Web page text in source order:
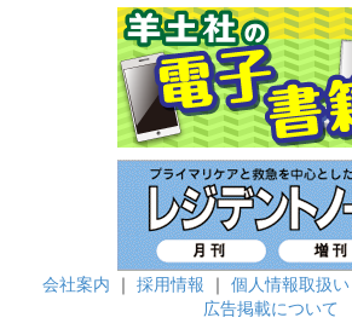
会社案内 ｜ 採用情報 ｜ 個人情報取扱い
広告掲載について